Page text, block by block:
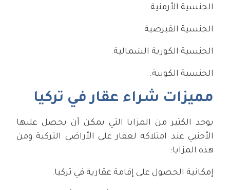
الجنسية الأرمنية.
الجنسية القبرصية.
الجنسية الكورية الشمالية.
الجنسية الكوبية.
مميزات شراء عقار في تركيا
يوجد الكثير من المزايا التي يمكن أن يحصل عليها
الأجنبي عند امتلاكه لعقار على الأراضي التركية ومن
هذه المزايا:
إمكانية الحصول على إقامة عقارية في تركيا.